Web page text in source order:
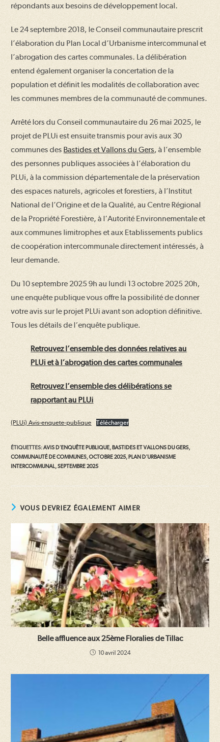
répondants aux besoins de développement local.
Le 24 septembre 2018, le Conseil communautaire prescrit
l’élaboration du Plan Local d’Urbanisme intercommunal et
l’abrogation des cartes communales. La délibération
entend également organiser la concertation de la
population et définit les modalités de collaboration avec
les communes membres de la communauté de communes.
Arrêté lors du Conseil communautaire du 26 mai 2025, le
projet de PLUi est ensuite transmis pour avis aux 30
communes des Bastides et Vallons du Gers, à l’ensemble
des personnes publiques associées à l’élaboration du
PLUi, à la commission départementale de la préservation
des espaces naturels, agricoles et forestiers, à l’Institut
National de l’Origine et de la Qualité, au Centre Régional
de la Propriété Forestière, à l’Autorité Environnementale et
aux communes limitrophes et aux Etablissements publics
de coopération intercommunale directement intéressés, à
leur demande.
Du 10 septembre 2025 9h au lundi 13 octobre 2025 20h,
une enquête publique vous offre la possibilité de donner
votre avis sur le projet PLUi avant son adoption définitive.
Tous les détails de l’enquête publique.
Retrouvez l’ensembledesdonnées relativesau
PLUietà l’abrogationdes cartescommunales
Retrouvez l’ensemble des délibérations se
rapportant au PLUi
(PLUi) Avis-enquete-publique Télécharger
ÉTIQUETTES:AVIS D'ENQUÊTE PUBLIQUE,BASTIDES ET VALLONS DU GERS,
COMMUNAUTÉ DE COMMUNES,OCTOBRE 2025,PLAN D'URBANISME
INTERCOMMUNAL,SEPTEMBRE 2025
VOUS DEVRIEZ ÉGALEMENT AIMER
Belle affluence aux 25ème Floralies de Tillac
10 avril 2024